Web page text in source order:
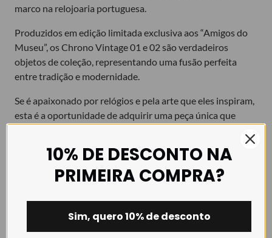
marco na relojoaria portuguesa.
Produzidos em edição limitada exclusiva aos “Amigos do
Museu”, os Chrono Vintage 01 e 02 são verdadeiros
objetos de coleção, representando uma fusão perfeita
entre tradição e modernidade.
Se é apaixonado por relógios e pela arte que eles inspiram,
esta é a oportunidade de adquirir uma peça única que
Visite o website do Museu do Relógio, para mais
informações sobres estes dois relógios:
museudorelogio.com
10% DE DESCONTO NA
PRIMEIRA COMPRA?
Sim, quero 10% de desconto